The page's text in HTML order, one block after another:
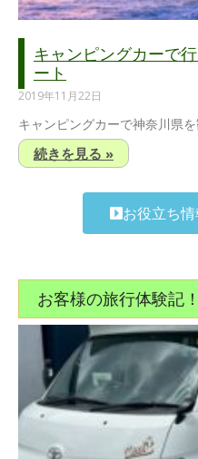
キャンピングカーで
ート
2019年11月22日
キャンピングカーで神奈川県
続きを見る »
お役立ち
お客様の旅行体験記！